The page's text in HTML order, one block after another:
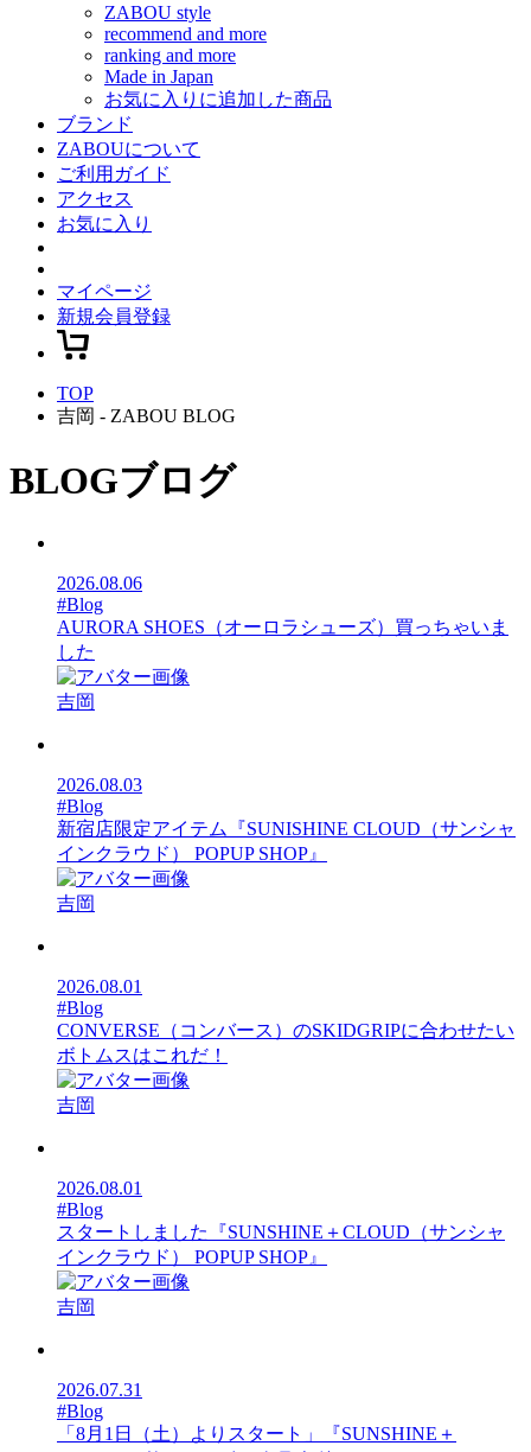
ZABOU style
recommend and more
ranking and more
Made in Japan
お気に入りに追加した商品
ブランド
ZABOUについて
ご利用ガイド
アクセス
お気に入り
マイページ
新規会員登録
TOP
吉岡 - ZABOU BLOG
BLOGブログ
2026.08.06
#Blog
AURORA SHOES（オーロラシューズ）買っちゃいま
した
吉岡
2026.08.03
#Blog
新宿店限定アイテム『SUNISHINE CLOUD（サンシャ
インクラウド） POPUP SHOP』
吉岡
2026.08.01
#Blog
CONVERSE（コンバース）のSKIDGRIPに合わせたい
ボトムスはこれだ！
吉岡
2026.08.01
#Blog
スタートしました『SUNSHINE＋CLOUD（サンシャ
インクラウド） POPUP SHOP』
吉岡
2026.07.31
#Blog
「8月1日（土）よりスタート」『SUNSHINE＋